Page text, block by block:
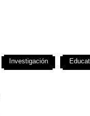
Investigación